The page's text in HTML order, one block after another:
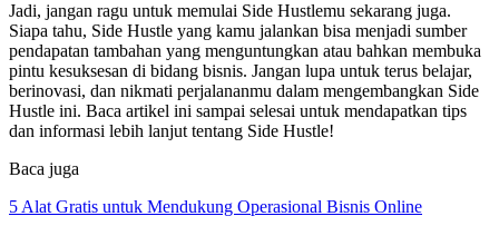
Jadi, jangan ragu untuk memulai Side Hustlemu sekarang juga.
Siapa tahu, Side Hustle yang kamu jalankan bisa menjadi sumber
pendapatan tambahan yang menguntungkan atau bahkan membuka
pintu kesuksesan di bidang bisnis. Jangan lupa untuk terus belajar,
berinovasi, dan nikmati perjalananmu dalam mengembangkan Side
Hustle ini. Baca artikel ini sampai selesai untuk mendapatkan tips
dan informasi lebih lanjut tentang Side Hustle!
Baca juga
5 Alat Gratis untuk Mendukung Operasional Bisnis Online